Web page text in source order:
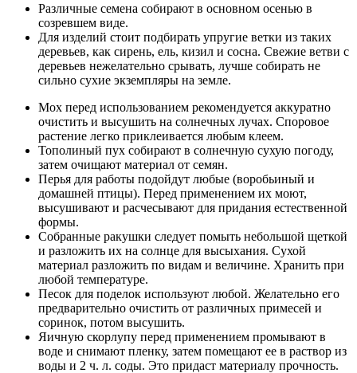
Различные семена собирают в основном осенью в
созревшем виде.
Для изделий стоит подбирать упругие ветки из таких
деревьев, как сирень, ель, кизил и сосна. Свежие ветви с
деревьев нежелательно срывать, лучше собирать не
сильно сухие экземпляры на земле.
Мох перед использованием рекомендуется аккуратно
очистить и высушить на солнечных лучах. Споровое
растение легко приклеивается любым клеем.
Тополиный пух собирают в солнечную сухую погоду,
затем очищают материал от семян.
Перья для работы подойдут любые (воробьиный и
домашней птицы). Перед применением их моют,
высушивают и расчесывают для придания естественной
формы.
Собранные ракушки следует помыть небольшой щеткой
и разложить их на солнце для высыхания. Сухой
материал разложить по видам и величине. Хранить при
любой температуре.
Песок для поделок используют любой. Желательно его
предварительно очистить от различных примесей и
соринок, потом высушить.
Яичную скорлупу перед применением промывают в
воде и снимают пленку, затем помещают ее в раствор из
воды и 2 ч. л. соды. Это придаст материалу прочность.